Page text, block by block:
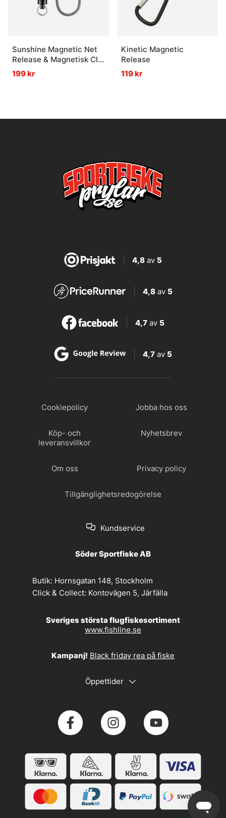
Sunshine Magnetic Net
Release & Magnetisk Clip
Holder Retractor
199 kr
Kinetic Magnetic
Release
119 kr
4,8av 5
4,8 av 5
4,7 av 5
4,7 av 5
Cookiepolicy Jobba hos oss
Köp- och
leveransvillkor
Nyhetsbrev
Om oss Privacy policy
Tillgänglighetsredogörelse
Kundservice
Söder Sportfiske AB
Butik: Hornsgatan 148, Stockholm
Click & Collect: Kontovägen 5, Järfälla
Sveriges största flugfiskesortiment
www.fishline.se
Kampanj! Black friday rea på fiske
Öppettider